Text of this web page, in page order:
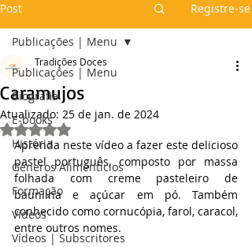
Post Registre-se
Publicações | Menu
Biografia
E-books
História
Géneros Alimentícios
Formação
Vídeos
Vídeos | Subscritores
Publicações | Menu
Caramujos
Tradições Doces
Atualizado: 25 de jan. de 2024
Avaliado com NaN de 5 estrelas.
Aprenda neste vídeo a fazer este delicioso
pastel português, composto por massa
folhada com creme pasteleiro de
baunilha e açúcar em pó. Também
conhecido como cornucópia, farol, caracol,
entre outros nomes.